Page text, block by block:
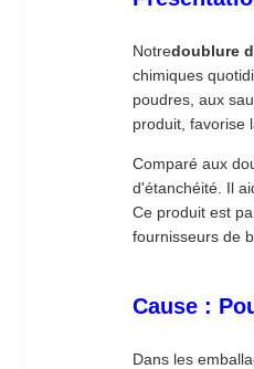
Notredoublure
chimiques
poudres, aux
produit, favorise
Comparé aux
d'étanchéité. Il
Ce produit est
fournisseurs de
Cause :
Dans les